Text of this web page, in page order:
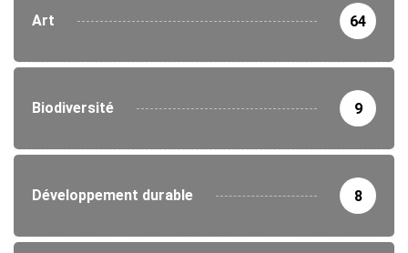
Art 64
Biodiversité 9
Développement durable 8